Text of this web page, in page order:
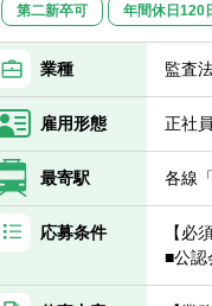
第二新卒可 年間休日120
業種 監査
雇用形態 正社員
最寄駅 各線
応募条件
【必
■公認